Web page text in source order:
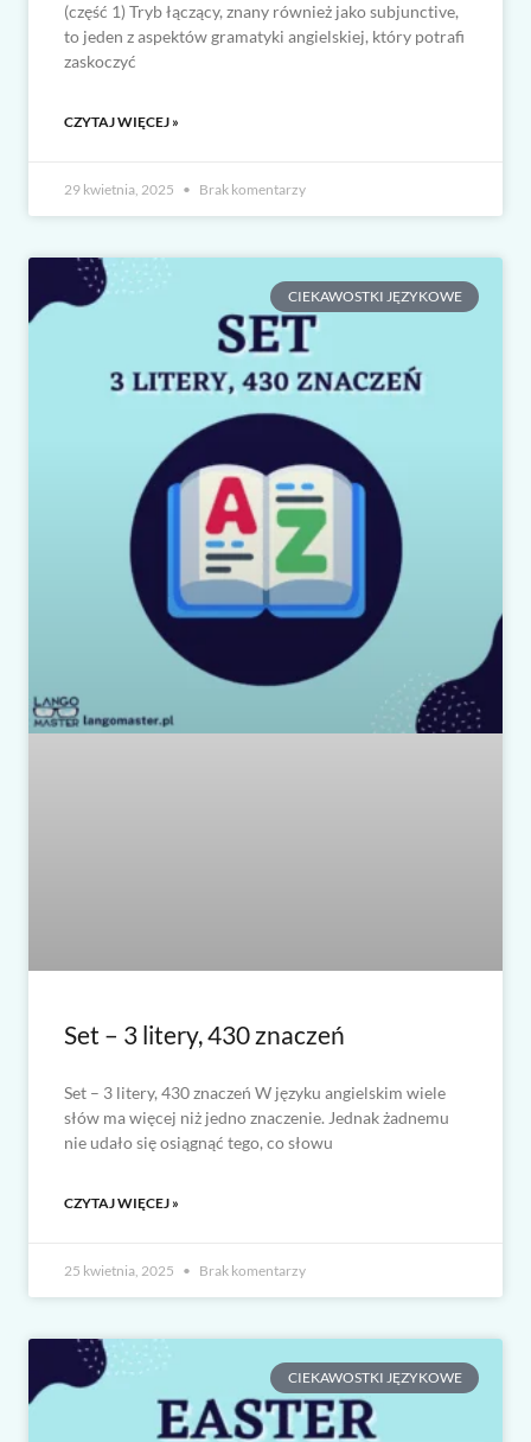
(część 1) Tryb łączący, znany również jako subjunctive,
to jeden z aspektów gramatyki angielskiej, który potrafi
zaskoczyć
CZYTAJ WIĘCEJ »
29 kwietnia, 2025 Brak komentarzy
CIEKAWOSTKI JĘZYKOWE
Set – 3 litery, 430 znaczeń
Set – 3 litery, 430 znaczeń W języku angielskim wiele
słów ma więcej niż jedno znaczenie. Jednak żadnemu
nie udało się osiągnąć tego, co słowu
CZYTAJ WIĘCEJ »
25 kwietnia, 2025 Brak komentarzy
CIEKAWOSTKI JĘZYKOWE